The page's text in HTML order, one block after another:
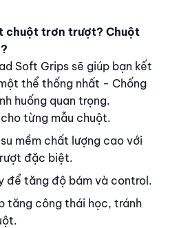
chuột trơn trượt? Chuột
Soft Grips sẽ giúp bạn kết
thể thống nhất - Chống
huống quan trọng.
từng mẫu chuột.
mềm chất lượng cao với
đặc biệt.
để tăng độ bám và control.
tăng công thái học, tránh